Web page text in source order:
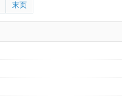
末页